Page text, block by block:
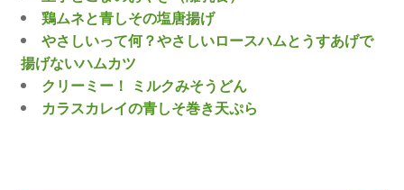
鶏ムネと青しその塩唐揚げ
やさしいって何？やさしいロースハムとうすあげで
揚げないハムカツ
クリーミー！ ミルクみそうどん
カラスカレイの青しそ巻き天ぷら